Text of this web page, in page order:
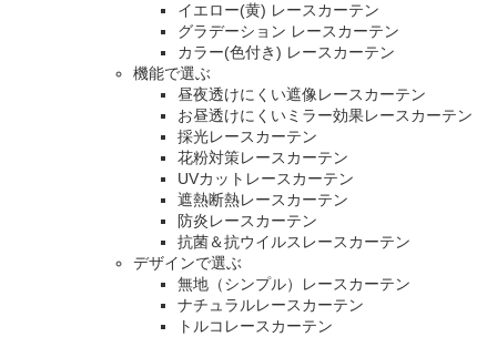
イエロー(黄) レースカーテン
グラデーション レースカーテン
カラー(色付き) レースカーテン
機能で選ぶ
昼夜透けにくい遮像レースカーテン
お昼透けにくいミラー効果レースカーテン
採光レースカーテン
花粉対策レースカーテン
UVカットレースカーテン
遮熱断熱レースカーテン
防炎レースカーテン
抗菌＆抗ウイルスレースカーテン
デザインで選ぶ
無地（シンプル）レースカーテン
ナチュラルレースカーテン
トルコレースカーテン